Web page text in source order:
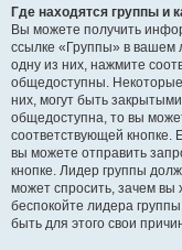
Где находятся группы и
Вы можете получить
ссылке «Группы» в вашем
одну из них, нажмите
общедоступны. Некоторые
них, могут быть
общедоступна, то вы
соответствующей кнопке.
вы можете отправить
кнопке. Лидер группы
может спросить, зачем вы
беспокойте лидера
быть для этого свои